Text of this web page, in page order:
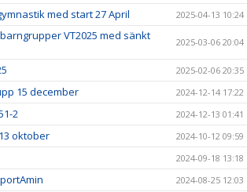
med start 27 April 2025-04-13 10:24
VT2025 med sänkt
2025-03-06 20:04
2025-02-06 20:35
15 december 2024-12-14 17:22
2 2024-12-13 01:41
oktober 2024-10-12 09:59
2024-09-18 13:18
2024-08-25 12:03